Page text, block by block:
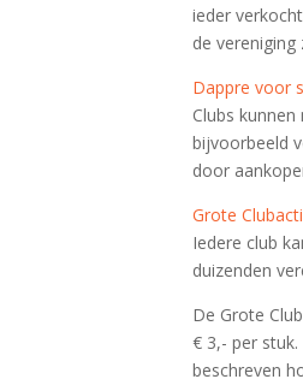
ieder
de
Dappre voor
Clubs
bijvoorbeeld
door
Grote
Iedere club
duizenden
De Grote
€ 3,- per
beschreven